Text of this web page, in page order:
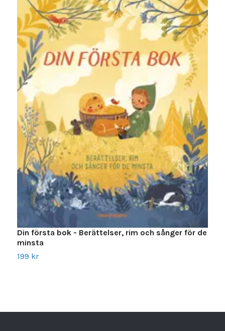
Din första bok - Berättelser, rim och sånger för de
minsta
199 kr